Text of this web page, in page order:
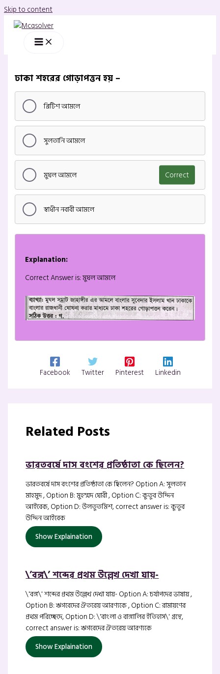
Skip to content
ঢাকা শহরের গোড়াপত্তন হয় –
ব্রিটিশ আমলে
সুলতানি আমলে
মুঘল আমলে Correct
স্বাধীন নবাবী আমলে
Explanation:
Correct Answer is: মুঘল আমলে
Facebook Twitter Pinterest Linkedin
Related Posts
ভারতবর্ষে দাস বংশের প্রতিষ্ঠাতা কে ছিলেন?
ভারতবর্ষে দাস বংশের প্রতিষ্ঠাতা কে ছিলেন? Option A: সুলতান
মাহমুদ , Option B: মুহম্মদ ঘোরী , Option C: কুতুব উদ্দিন
আইবেক, Option D: উলতুতমিশ, correct answer is: কুতুব
উদ্দিন আইবেক
Show Explaination
\’বঙ্গ\’ শব্দের প্রথম উল্লেখ দেখা যায়-
\'বঙ্গ\' শব্দের প্রথম উল্লেখ দেখা যায়- Option A: চর্যাপদের ভাষায় ,
Option B: ঋগবেদের ঐতরেয় আরণ্যকে , Option C: রামায়ণের
প্রথম পরিচ্ছেদে, Option D: \'বাংলা ও বাঙ্গালির ইতিহাস\' গ্রন্থে,
correct answer is: ঋগবেদের ঐতরেয় আরণ্যকে
Show Explaination